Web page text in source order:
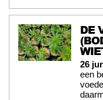
DE
26
een